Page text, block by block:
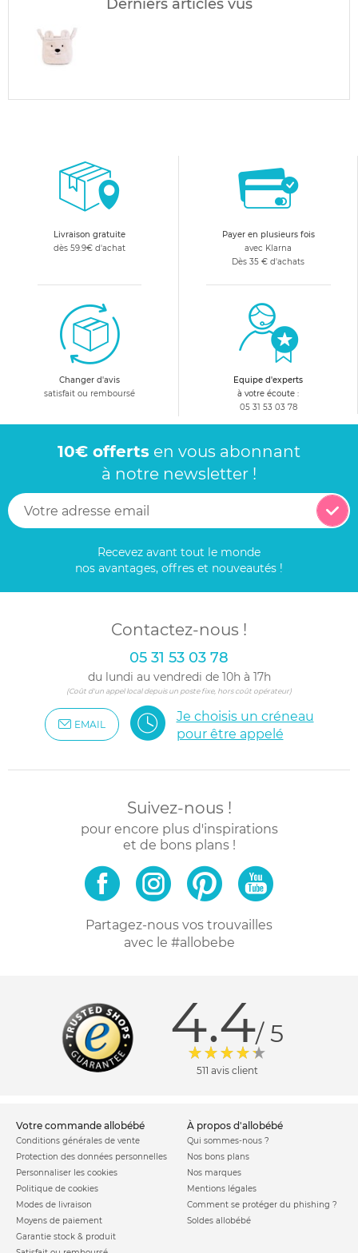
Derniers articles vus
Livraison gratuite
dès 59.9€ d'achat
Payer en plusieurs fois
avec Klarna
Dès 35 € d'achats
Changer d'avis
satisfait ou remboursé
Equipe d'experts
à votre écoute :
05 31 53 03 78
10€ offerts en vous abonnant
à notre newsletter !
Recevez avant tout le monde
nos avantages, offres et nouveautés !
Contactez-nous !
05 31 53 03 78
du lundi au vendredi de 10h à 17h
(Coût d'un appel local depuis un poste fixe, hors coût opérateur)
EMAIL
Je choisis un créneau
pour être appelé
Suivez-nous !
pour encore plus d'inspirations
et de bons plans !
Partagez-nous vos trouvailles
avec le #allobebe
4.4/ 5
511 avis client
votre commande allobébé
Conditions générales de vente
Protection des données personnelles
Personnaliser les cookies
Politique de cookies
Modes de livraison
Moyens de paiement
Garantie stock & produit
à propos d'allobébé
Qui sommes-nous ?
Nos bons plans
Nos marques
Mentions légales
Comment se protéger du phishing ?
Soldes allobébé